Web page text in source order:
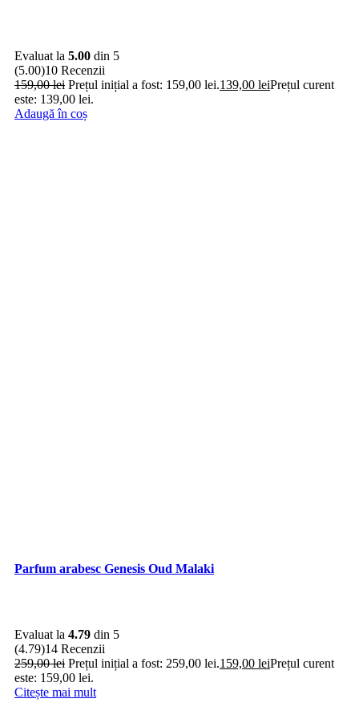
Evaluat la 5.00 din 5
(5.00)10 Recenzii
159,00lei Prețul inițial a fost: 159,00 lei.139,00 leiPrețul curent
este: 139,00 lei.
Adaugă în coș
Parfum arabesc Genesis Oud Malaki
Evaluat la 4.79 din 5
(4.79)14 Recenzii
259,00lei Prețul inițial a fost: 259,00 lei.159,00 leiPrețul curent
este: 159,00 lei.
Citește mai mult